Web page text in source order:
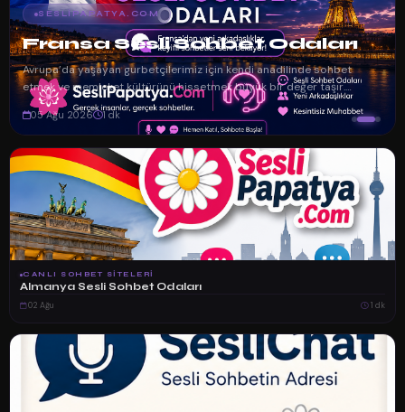
SESLIPAPATYA.COM
Fransa Sesli Sohbet Odaları
Avrupa’da yaşayan gurbetçilerimiz için kendi anadilinde sohbet
etmek ve memleket kültürünü hissetmek büyük bir değer taşır.
Özellikle Fra...
05 Ağu 2026 1 dk
CANLI SOHBET SITELERI
Almanya Sesli Sohbet Odaları
02 Ağu 1 dk